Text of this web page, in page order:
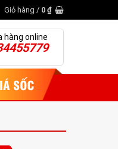
Giỏ hàng / 0 ₫
hàng online